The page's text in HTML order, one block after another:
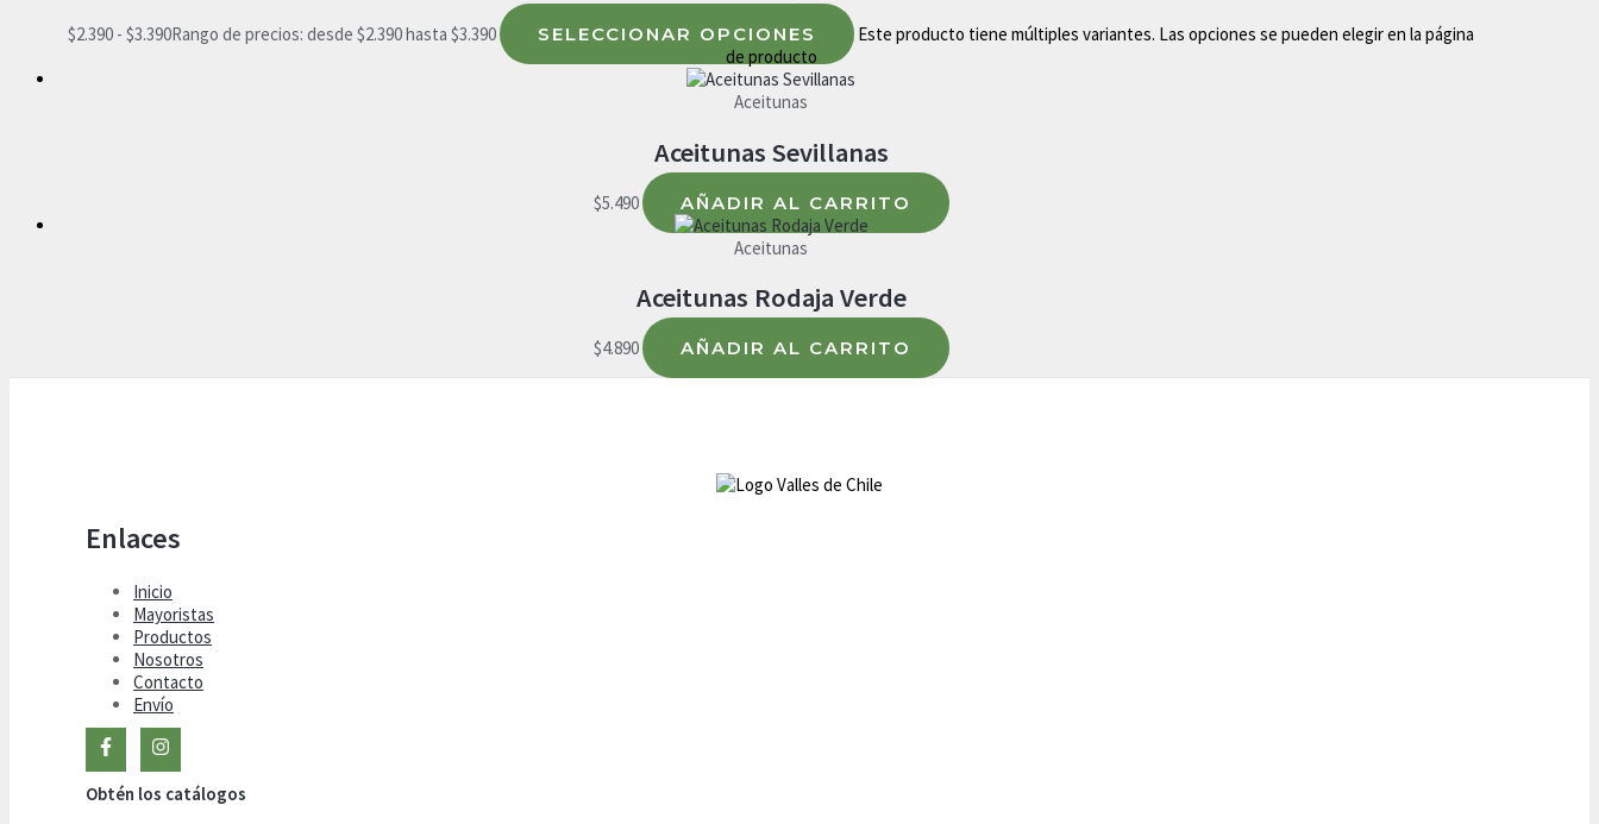
$2.390 - $3.390Rango de precios: desde $2.390 hasta $3.390 SELECCIONAR OPCIONES
Este producto tiene múltiples variantes. Las opciones se pueden elegir en la página
de producto
Aceitunas
Aceitunas Sevillanas
$5.490
AÑADIR AL CARRITO
Aceitunas
Aceitunas Rodaja Verde
$4.890 AÑADIR AL CARRITO
Enlaces
Inicio
Mayoristas
Productos
Nosotros
Contacto
Envío
Obtén los catálogos